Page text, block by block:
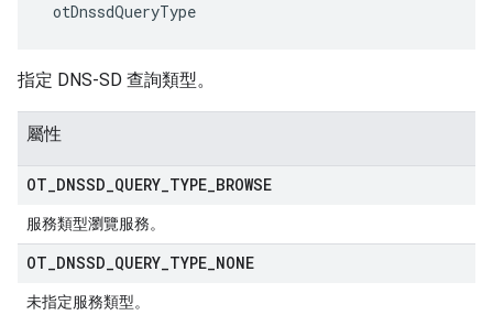
otDnssdQueryType
指定 DNS-SD 查詢類型。
屬性
OT DNSSD QUERY TYPE BROWSE
服務類型瀏覽服務。
OT DNSSD QUERY TYPE NONE
未指定服務類型。